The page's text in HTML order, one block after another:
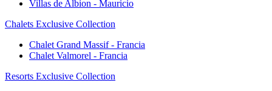
Villas de Albion - Mauricio
Chalets Exclusive Collection
Chalet Grand Massif - Francia
Chalet Valmorel - Francia
Resorts Exclusive Collection